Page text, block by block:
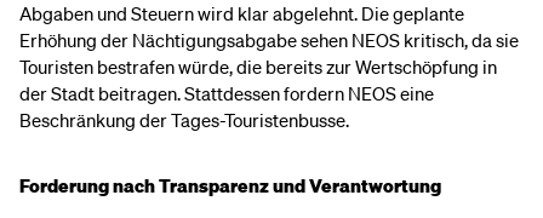
Abgaben und Steuern wird klar abgelehnt. Die geplante
Erhöhung der Nächtigungsabgabe sehen NEOS kritisch, da sie
Touristen bestrafen würde, die bereits zur Wertschöpfung in
der Stadt beitragen. Stattdessen fordern NEOS eine
Beschränkung der Tages-Touristenbusse.
Forderung nach Transparenz und Verantwortung